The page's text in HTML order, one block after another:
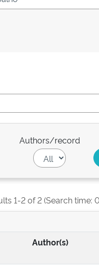
Authors/record
1-2 of 2 (Search time:
Author(s)